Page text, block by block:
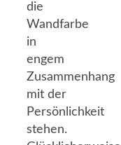
die
Wandfarbe
in
engem
Zusammenhang
mit der
Persönlichkeit
stehen.